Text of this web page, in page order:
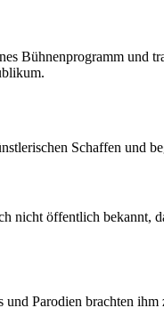
Bühnenprogramm und
Schaffen und
nicht öffentlich bekannt,
Parodien brachten